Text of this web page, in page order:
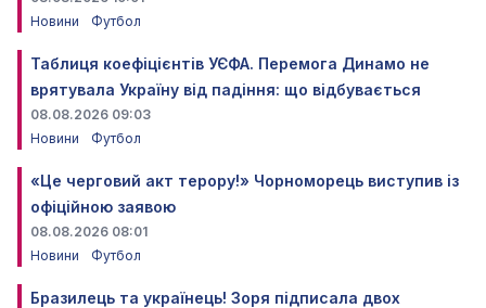
Новини
Футбол
Таблиця коефіцієнтів УЄФА. Перемога Динамо не
врятувала Україну від падіння: що відбувається
08.08.2026 09:03
Новини
Футбол
«Це черговий акт терору!» Чорноморець виступив із
офіційною заявою
08.08.2026 08:01
Новини
Футбол
Бразилець та українець! Зоря підписала двох